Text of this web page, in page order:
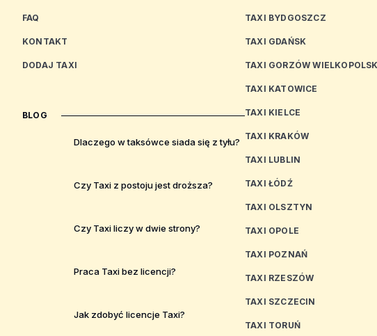
FAQ
KONTAKT
DODAJ TAXI
BLOG
Dlaczego w taksówce siada się z tyłu?
Czy Taxi z postoju jest droższa?
Czy Taxi liczy w dwie strony?
Praca Taxi bez licencji?
Jak zdobyć licencje Taxi?
TAXI BYDGOSZCZ
TAXI GDAŃSK
TAXI GORZÓW
TAXI KATOWICE
TAXI KIELCE
TAXI KRAKÓW
TAXI LUBLIN
TAXI ŁÓDŹ
TAXI OLSZTYN
TAXI OPOLE
TAXI POZNAŃ
TAXI RZESZÓW
TAXI SZCZECIN
TAXI TORUŃ